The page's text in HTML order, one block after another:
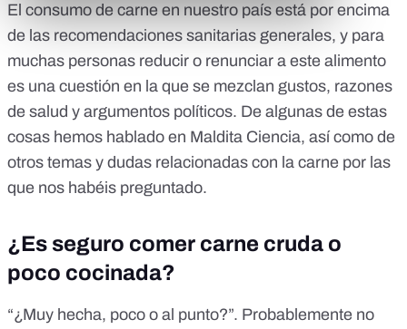
El consumo de carne en nuestro país está por encima
de las recomendaciones sanitarias generales, y para
muchas personas reducir o renunciar a este alimento
es una cuestión en la que se mezclan gustos, razones
de salud y argumentos políticos. De algunas de estas
cosas hemos hablado en Maldita Ciencia, así como de
otros temas y dudas relacionadas con la carne por las
que nos habéis preguntado.
¿Es seguro comer carne cruda o
poco cocinada?
“¿Muy hecha, poco o al punto?”. Probablemente no